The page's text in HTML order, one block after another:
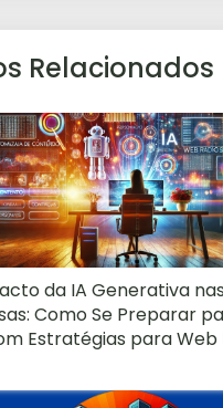
Relacionados
da IA Generativa
Como Se Preparar
Estratégias para Web